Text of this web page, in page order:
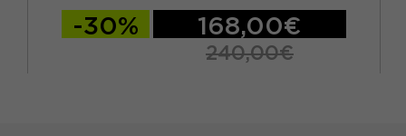
-30% 168,00€
240,00€